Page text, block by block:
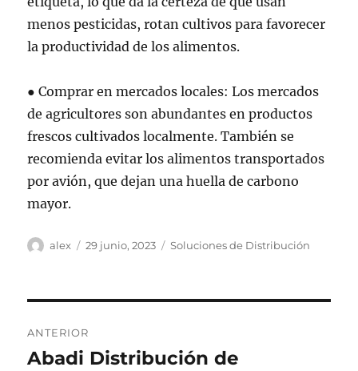
menos pesticidas, rotan cultivos para favorecer
la productividad de los alimentos.
● Comprar en mercados locales: Los mercados
de agricultores son abundantes en productos
frescos cultivados localmente. También se
recomienda evitar los alimentos transportados
por avión, que dejan una huella de carbono
mayor.
Autor
alex
Publicado
29 junio, 2023 Categorías
Soluciones de Distribución
de
ANTERIOR
Entrada
Abadi Distribución de